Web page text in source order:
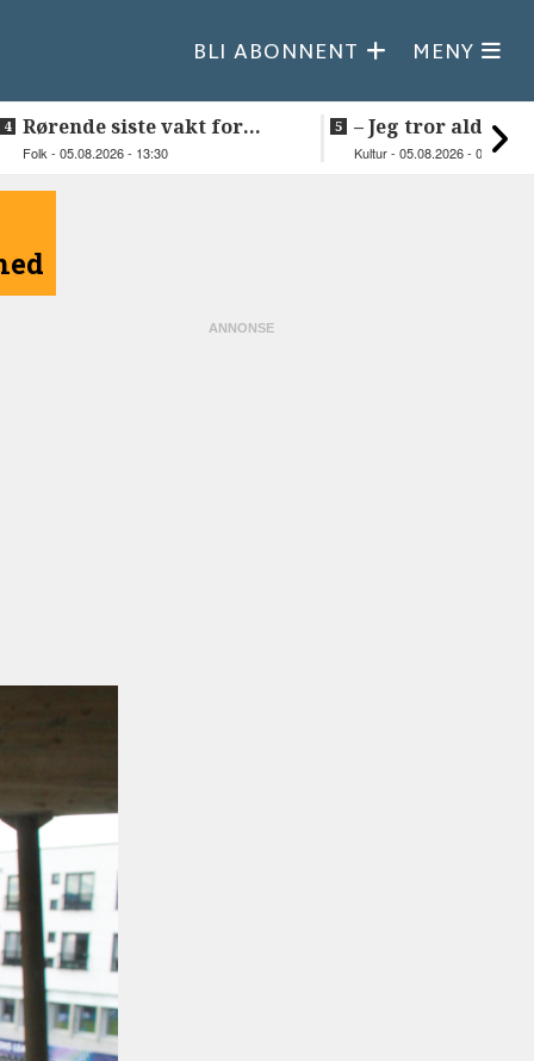
BLI ABONNENT MENY
Rørende siste vakt for
Inge på Helnessund-kaia
Folk - 05.08.2026 - 13:30
–⁠ Jeg tror aldri
så vakker natur
Kultur - 05.08.2026 - 09:20